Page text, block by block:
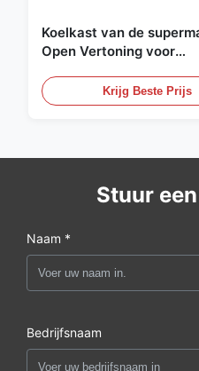
Koelkast van de
Open Vertoning voor
LEIDENE Verlichting
Krijg Beste Prijs
Stuur
Naam *
Bedrijfsnaam